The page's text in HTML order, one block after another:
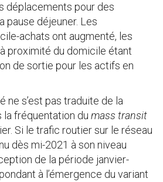
déplacements pour des
pause déjeuner. Les
achats ont augmenté, les
proximité du domicile étant
de sortie pour les actifs en
ne s’est pas traduite de la
la fréquentation du mass transit
Si le trafic routier sur le réseau
dès mi-2021 à son niveau
de la période janvier-
à l’émergence du variant